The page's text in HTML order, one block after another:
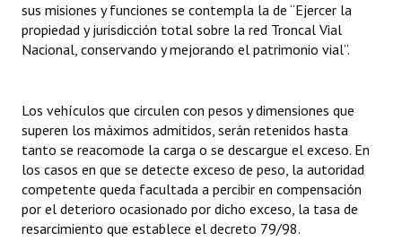
Registros y Distinciones
Datos Históricos
Audiencias Públicas - Registro
Mujeres que Dejaron Huellas - Registro
Periodistas Decanos - Registro
Ciudadano Ilustre - Registro
sus misiones y funciones se contempla la de “Ejercer la
propiedad y jurisdicción total sobre la red Troncal Vial
Nacional, conservando y mejorando el patrimonio vial”.
Los vehículos que circulen con pesos y dimensiones que
superen los máximos admitidos, serán retenidos hasta
tanto se reacomode la carga o se descargue el exceso. En
los casos en que se detecte exceso de peso, la autoridad
competente queda facultada a percibir en compensación
por el deterioro ocasionado por dicho exceso, la tasa de
resarcimiento que establece el decreto 79/98.